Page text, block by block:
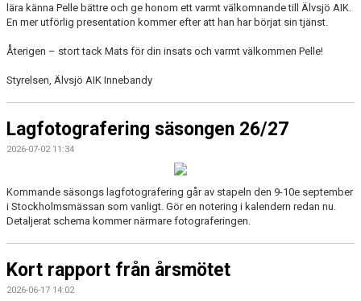
lära känna Pelle bättre och ge honom ett varmt välkomnande till Älvsjö AIK.
En mer utförlig presentation kommer efter att han har börjat sin tjänst.
Återigen – stort tack Mats för din insats och varmt välkommen Pelle!
Styrelsen, Älvsjö AIK Innebandy
Lagfotografering säsongen 26/27
2026-07-02 11:34
Kommande säsongs lagfotografering går av stapeln den 9-10e september
i Stockholmsmässan som vanligt. Gör en notering i kalendern redan nu.
Detaljerat schema kommer närmare fotograferingen.
Kort rapport från årsmötet
2026-06-17 14:02